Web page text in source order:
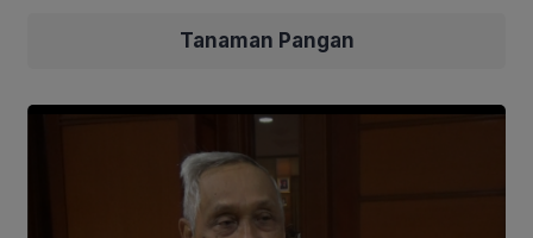
Tanaman Pangan